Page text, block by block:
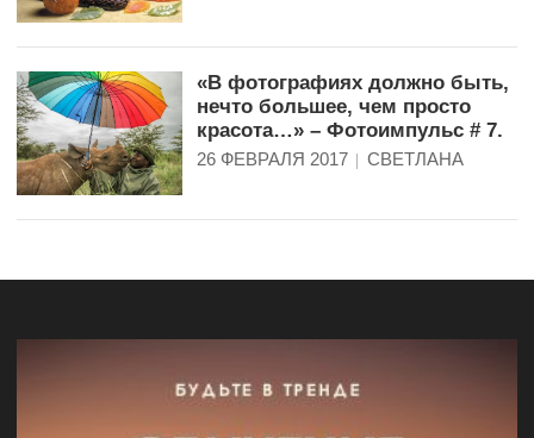
«В фотографиях должно быть,
нечто большее, чем просто
красота…» – Фотоимпульс # 7.
26 ФЕВРАЛЯ 2017 СВЕТЛАНА